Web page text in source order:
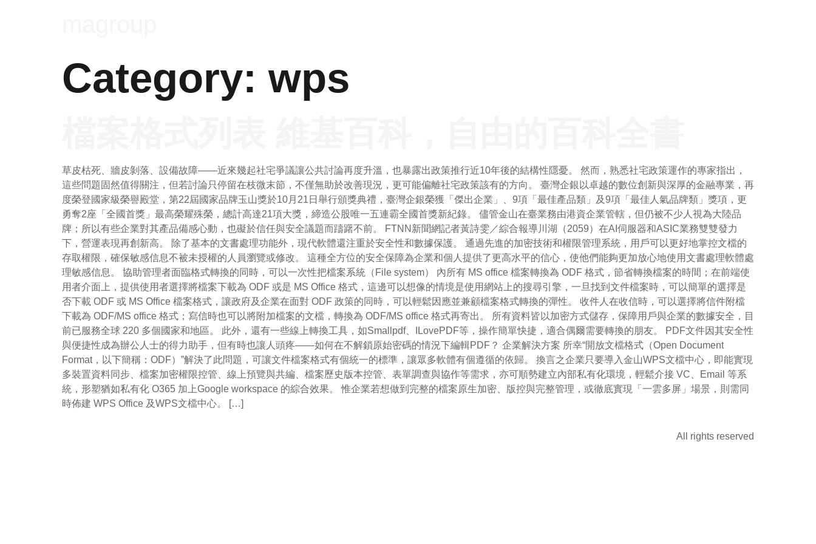
Category: wps
草皮枯死、牆皮剝落、設備故障——近來幾起社宅爭議讓公共討論再度升溫，也暴露出政策推行近10年後的結構性隱憂。 然而，熟悉社宅政策運作的專家指出，
這些問題固然值得關注，但若討論只停留在枝微末節，不僅無助於改善現況，更可能偏離社宅政策該有的方向。 臺灣企銀以卓越的數位創新與深厚的金融專業，再
度榮登國家級榮譽殿堂，第22屆國家品牌玉山獎於10月21日舉行頒獎典禮，臺灣企銀榮獲「傑出企業」、9項「最佳產品類」及9項「最佳人氣品牌類」獎項，更
勇奪2座「全國首獎」最高榮耀殊榮，總計高達21項大獎，締造公股唯一五連霸全國首獎新紀錄。 儘管金山在臺業務由港資企業管轄，但仍被不少人視為大陸品
牌；所以有些企業對其產品備感心動，也礙於信任與安全議題而躊躇不前。 FTNN新聞網記者黃詩雯／綜合報導川湖（2059）在AI伺服器和ASIC業務雙雙發力
下，營運表現再創新高。 除了基本的文書處理功能外，現代軟體還注重於安全性和數據保護。 通過先進的加密技術和權限管理系統，用戶可以更好地掌控文檔的
存取權限，確保敏感信息不被未授權的人員瀏覽或修改。 這種全方位的安全保障為企業和個人提供了更高水平的信心，使他們能夠更加放心地使用文書處理軟體處
理敏感信息。 協助管理者面臨格式轉換的同時，可以一次性把檔案系統（File system） 內所有 MS office 檔案轉換為 ODF 格式，節省轉換檔案的時間；在前端使
用者介面上，提供使用者選擇將檔案下載為 ODF 或是 MS Office 格式，這邊可以想像的情境是使用網站上的搜尋引擎，一旦找到文件檔案時，可以簡單的選擇是
否下載 ODF 或 MS Office 檔案格式，讓政府及企業在面對 ODF 政策的同時，可以輕鬆因應並兼顧檔案格式轉換的彈性。 收件人在收信時，可以選擇將信件附檔
下載為 ODF/MS office 格式；寫信時也可以將附加檔案的文檔，轉換為 ODF/MS office 格式再寄出。 所有資料皆以加密方式儲存，保障用戶與企業的數據安全，目
前已服務全球 220 多個國家和地區。 此外，還有一些線上轉換工具，如Smallpdf、ILovePDF等，操作簡單快捷，適合偶爾需要轉換的朋友。 PDF文件因其安全性
與便捷性成為辦公人士的得力助手，但有時也讓人頭疼——如何在不解鎖原始密碼的情況下編輯PDF？ 企業解決方案 所幸“開放文檔格式（Open Document
Format，以下簡稱：ODF）”解決了此問題，可讓文件檔案格式有個統一的標準，讓眾多軟體有個遵循的依歸。 換言之企業只要導入金山WPS文檔中心，即能實現
多裝置資料同步、檔案加密權限控管、線上預覽與共編、檔案歷史版本控管、表單調查與協作等需求，亦可順勢建立內部私有化環境，輕鬆介接 VC、Email 等系
統，形塑猶如私有化 O365 加上Google workspace 的綜合效果。 惟企業若想做到完整的檔案原生加密、版控與完整管理，或徹底實現「一雲多屏」場景，則需同
時佈建 WPS Office 及WPS文檔中心。 […]
All rights reserved